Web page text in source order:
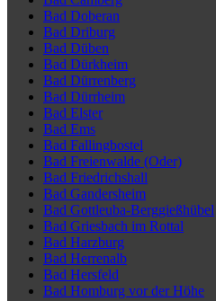
Bad Doberan
Bad Driburg
Bad Düben
Bad Dürkheim
Bad Dürrenberg
Bad Dürrheim
Bad Elster
Bad Ems
Bad Fallingbostel
Bad Freienwalde (Oder)
Bad Friedrichshall
Bad Gandersheim
Bad Gottleuba-Berggießhübel
Bad Griesbach im Rottal
Bad Harzburg
Bad Herrenalb
Bad Hersfeld
Bad Homburg vor der Höhe